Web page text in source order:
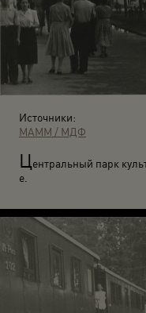
Источники:
МАММ / МДФ
Центральный парк
е.